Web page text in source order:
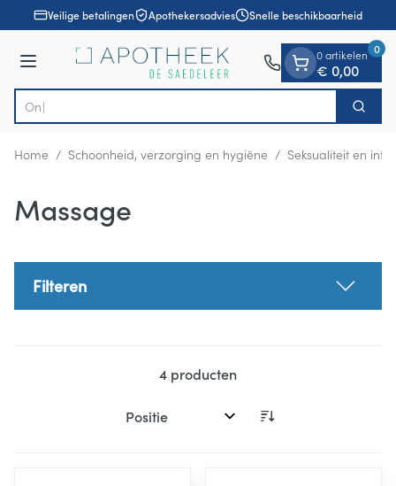
Ga naar de inhoud
1 van 1Veilige betalingen Apothekersadvies Snelle beschikbaarheid
Menu
Product, merk, categorie...
Ontde Zoek
0 artikelen
€ 0,00
0
Home / Schoonheid, verzorging en hygiëne / Seksualiteit en
Massage
Filteren
4 producten
Sorteer op: